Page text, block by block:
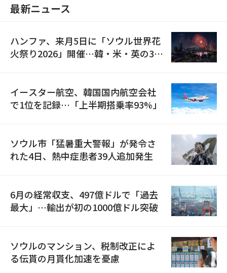
最新ニュース
ハンファ、来月5日に「ソウル世界花
火祭り2026」開催…韓・米・英の3カ
イースター航空、韓国国内航空会社
で1位を記録…「上半期搭乗率93%」
ソウル市「猛暑重大警報」が発令さ
れた4日、熱中症患者39人追加発生
6月の経常収支、497億ドルで「過去
最大」…輸出が初の1000億ドル突破
ソウルのマンション、税制改正によ
る伝貰の月貰化加速を憂慮